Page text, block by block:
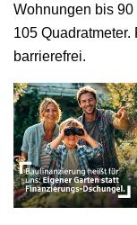
Wohnungen bis
105
barrierefrei.